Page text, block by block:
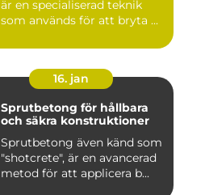
är en specialiserad teknik
som används för att bryta ...
16. jan
Sprutbetong för hållbara
och säkra konstruktioner
Sprutbetong även känd som
"shotcrete", är en avancerad
metod för att applicera b...